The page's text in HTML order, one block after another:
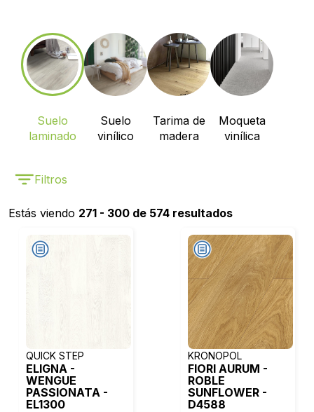
Suelo
laminado
Suelo
vinílico
Tarima de
madera
Moqueta
vinílica
Filtros
Estás viendo 271 - 300 de 574 resultados
QUICK STEP
ELIGNA -
WENGUE
PASSIONATA -
EL1300
KRONOPOL
FIORI AURUM -
ROBLE
SUNFLOWER -
D4588